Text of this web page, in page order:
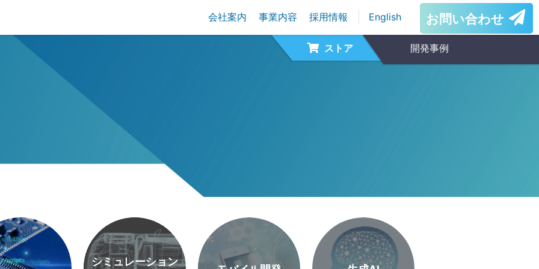
会社案内 事業内容 採用情報 English お問い合わせ
ストア 開発事例
シミュレーション